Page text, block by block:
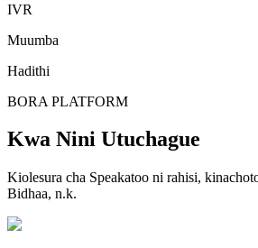
IVR
Muumba
Hadithi
BORA PLATFORM
Kwa Nini Utuchague
Kiolesura cha Speakatoo ni rahisi,
Bidhaa, n.k.